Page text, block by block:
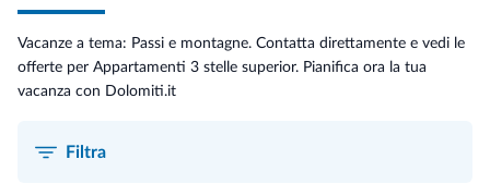
Vacanze a tema: Passi e montagne. Contatta direttamente e vedi le
offerte per Appartamenti 3 stelle superior. Pianifica ora la tua
vacanza con Dolomiti.it
Filtra